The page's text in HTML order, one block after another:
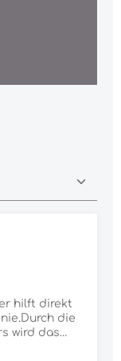
hilft direkt
die
wird das